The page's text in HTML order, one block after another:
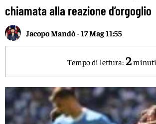
chiamata alla reazione d’orgoglio
Jacopo Mandò-17 Mag 11:55
Tempo di lettura: 2minuti